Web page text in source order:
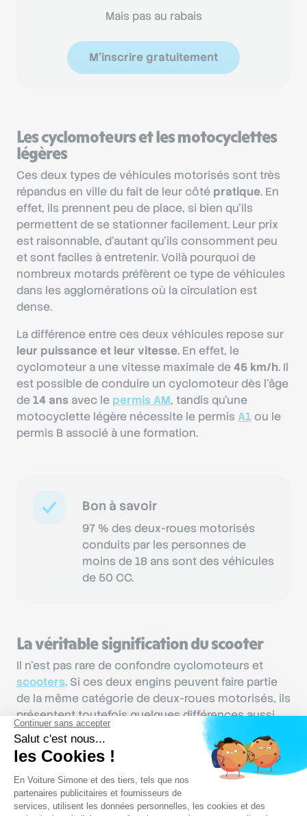
Mais pas au rabais
M'inscrire gratuitement
Les cyclomoteurs et les motocyclettes
légères
Ces deux types de véhicules motorisés sont très
répandus en ville du fait de leur côté pratique. En
effet, ils prennent peu de place, si bien qu’ils
permettent de se stationner facilement. Leur prix
est raisonnable, d’autant qu’ils consomment peu
et sont faciles à entretenir. Voilà pourquoi de
nombreux motards préfèrent ce type de véhicules
dans les agglomérations où la circulation est
dense.
La différence entre ces deux véhicules repose sur
leur puissance et leur vitesse. En effet, le
cyclomoteur a une vitesse maximale de45 km/h. Il
est possible de conduire un cyclomoteur dès l’âge
de14 ans avec le permis AM, tandis qu’une
motocyclette légère nécessite le permis A1ou le
permis B associé à une formation.
Bon à savoir
97 % des deux-roues motorisés
conduits par les personnes de
moins de 18 ans sont des véhicules
de 50 CC.
La véritable signification du scooter
Il n’est pas rare de confondre cyclomoteurs et
scooters. Si ces deux engins peuvent faire partie
de la même catégorie de deux-roues motorisés, ils
présentent toutefois quelques différences aussi
bien en termes d’équipements (coffre de
rangement, protection des jambes, etc.) que de
maniabilité (les conducteurs n’ont pas besoin
d’enfourcher leur scooter par exemple). Mais aussi
en termes de réglementation puisque, selon sa